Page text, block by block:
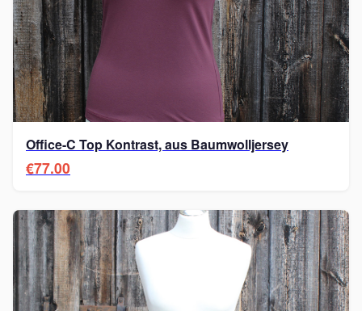
Office-C Top Kontrast, aus Baumwolljersey
€77.00